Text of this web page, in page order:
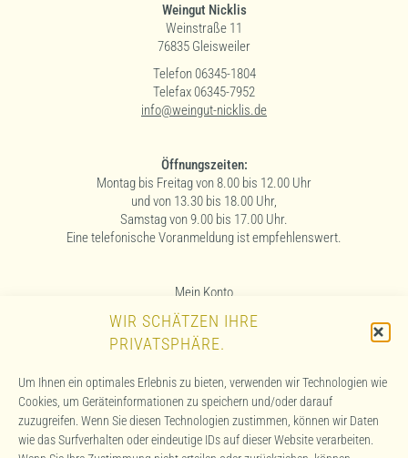
WIR SCHÄTZEN IHRE
PRIVATSPHÄRE.
Um Ihnen ein optimales Erlebnis zu bieten, verwenden wir Technologien wie
Cookies, um Geräteinformationen zu speichern und/oder darauf
zuzugreifen. Wenn Sie diesen Technologien zustimmen, können wir Daten
wie das Surfverhalten oder eindeutige IDs auf dieser Website verarbeiten.
Weingut Nicklis
Weinstraße 11
76835 Gleisweiler
Telefon 06345-1804
Telefax 06345-7952
info@weingut-nicklis.de
Öffnungszeiten:
Montag bis Freitag von 8.00 bis 12.00 Uhr
und von 13.30 bis 18.00 Uhr,
Samstag von 9.00 bis 17.00 Uhr.
Eine telefonische Voranmeldung ist empfehlenswert.
Mein Konto
Widerrufsbelehrung
Sichere Zahlung
Liefer- und Versandkosten
Allergenhinweis
Kontakt & Anfahrt